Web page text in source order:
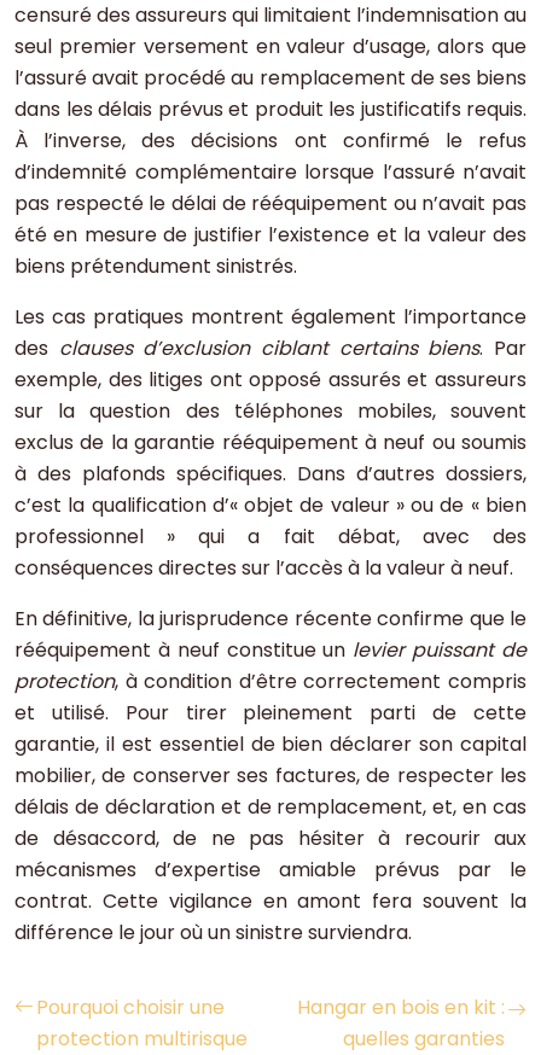
censuré des assureurs qui limitaient l’indemnisation au
seul premier versement en valeur d’usage, alors que
l’assuré avait procédé au remplacement de ses biens
dans les délais prévus et produit les justificatifs requis.
À l’inverse, des décisions ont confirmé le refus
d’indemnité complémentaire lorsque l’assuré n’avait
pas respecté le délai de rééquipement ou n’avait pas
été en mesure de justifier l’existence et la valeur des
biens prétendument sinistrés.
Les cas pratiques montrent également l’importance
des clauses d’exclusion ciblant certains biens. Par
exemple, des litiges ont opposé assurés et assureurs
sur la question des téléphones mobiles, souvent
exclus de la garantie rééquipement à neuf ou soumis
à des plafonds spécifiques. Dans d’autres dossiers,
c’est la qualification d’« objet de valeur » ou de « bien
professionnel » qui a fait débat, avec des
conséquences directes sur l’accès à la valeur à neuf.
En définitive, la jurisprudence récente confirme que le
rééquipement à neuf constitue un levier puissant de
protection, à condition d’être correctement compris
et utilisé. Pour tirer pleinement parti de cette
garantie, il est essentiel de bien déclarer son capital
mobilier, de conserver ses factures, de respecter les
délais de déclaration et de remplacement, et, en cas
de désaccord, de ne pas hésiter à recourir aux
mécanismes d’expertise amiable prévus par le
contrat. Cette vigilance en amont fera souvent la
différence le jour où un sinistre surviendra.
Pourquoi choisir une
protection multirisque
Hangar en bois en kit :
quelles garanties